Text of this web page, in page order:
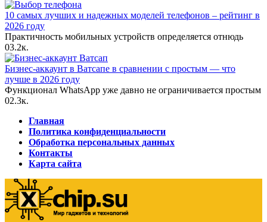
10 самых лучших и надежных моделей телефонов – рейтинг в
2026 году
Практичность мобильных устройств определяется отнюдь
03.2к.
Бизнес-аккаунт в Ватсапе в сравнении с простым — что
лучше в 2026 году
Функционал WhatsApp уже давно не ограничивается простым
02.3к.
Главная
Политика конфиденциальности
Обработка персональных данных
Контакты
Карта сайта